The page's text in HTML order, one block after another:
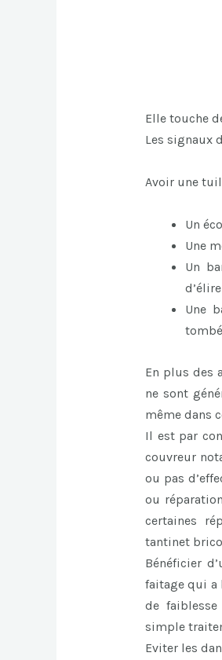
Elle touche
Les signaux
Avoir une
Un
Une
Un
Une
En plus des
ne sont
même dans
Il est par
couvreur
ou pas
ou
certaines
tantinet
Bénéficier
faitage qui a
de
simple
Eviter les